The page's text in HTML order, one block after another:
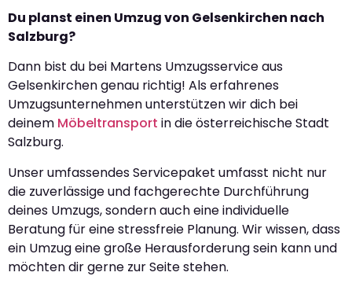
Du planst einen Umzug von Gelsenkirchen nach
Salzburg?
Dann bist du bei Martens Umzugsservice aus
Gelsenkirchen genau richtig! Als erfahrenes
Umzugsunternehmen unterstützen wir dich bei
deinem Möbeltransport in die österreichische Stadt
Salzburg.
Unser umfassendes Servicepaket umfasst nicht nur
die zuverlässige und fachgerechte Durchführung
deines Umzugs, sondern auch eine individuelle
Beratung für eine stressfreie Planung. Wir wissen, dass
ein Umzug eine große Herausforderung sein kann und
möchten dir gerne zur Seite stehen.